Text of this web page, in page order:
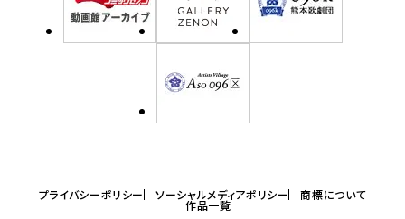
プライバシーポリシー ソーシャルメディアポリシー 商標について
作品一覧